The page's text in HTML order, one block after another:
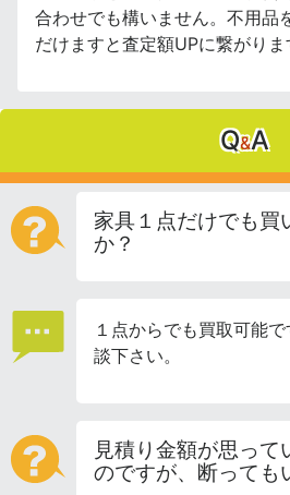
合わせでも構いません。不用品
だけますと査定額UPに繋がりま
Q&A
家具１点だけでも買
か？
１点からでも買取可能
談下さい。
見積り金額が思って
のですが、断っても